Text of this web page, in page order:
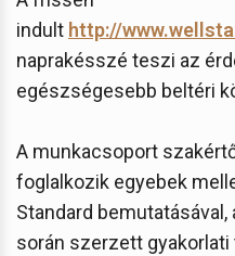
indult http://
naprakésszé teszi az
egészségesebb beltéri
A munkacsoport
foglalkozik egyebek
Standard
során szerzett